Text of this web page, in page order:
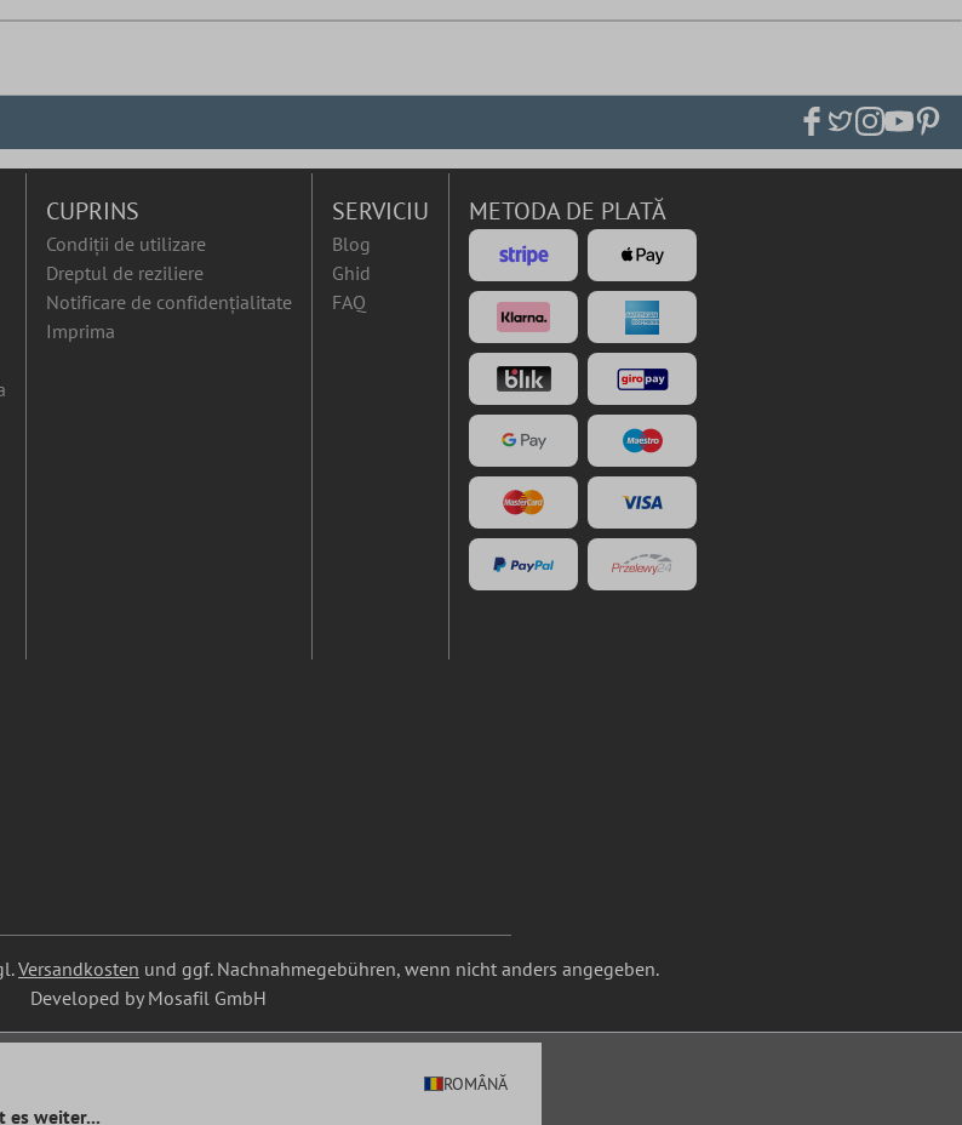
CUPRINS
Condiții de utilizare
Dreptul de reziliere
Notificare de confidențialitate
Imprima
SERVICIU
Blog
Ghid
FAQ
METODA DE PLATĂ
Versandkosten und ggf. Nachnahmegebühren, wenn nicht anders angegeben.
Developed by Mosafil GmbH
ROMÂNĂ
es weiter...